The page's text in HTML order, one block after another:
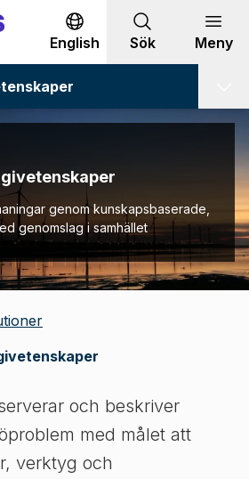
innehållet
English Sök Meny
genom kunskapsbaserade,
genomslag i samhället
och beskriver
med målet att
verktyg och